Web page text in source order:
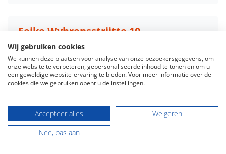
Feike Wybrensstrjitte 10
"Alles verliep vlekkeloos. Ze weten wat ze het over
hebben en nemen contact op met je over het verloop
en eventuele acties. Was zeer snel verkocht"
Marktkennis
Wij gebruiken cookies
We kunnen deze plaatsen voor analyse van onze bezoekersgegevens, om
onze website te verbeteren, gepersonaliseerde inhoud te tonen en om u
een geweldige website-ervaring te bieden. Voor meer informatie over de
cookies die we gebruiken opent u de instellingen.
Accepteer alles
Weigeren
Nee, pas aan